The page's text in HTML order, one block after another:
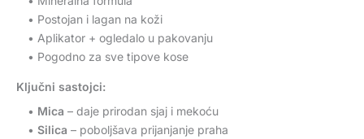
• Postojan i lagan na koži
• Aplikator + ogledalo u pakovanju
• Pogodno za sve tipove kose
Ključni sastojci:
• Mica – daje prirodan sjaj i mekoću
• Silica – poboljšava prijanjanje praha